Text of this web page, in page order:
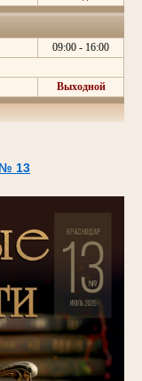
09:00 - 16:00
Выходной
13